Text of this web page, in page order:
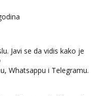
Javi se da vidis kako je
Whatsappu i Telegramu.